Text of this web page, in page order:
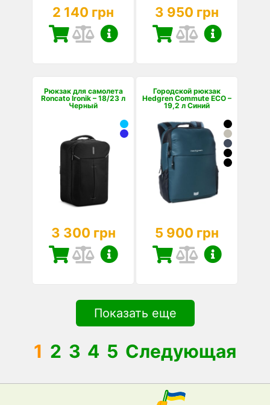
2 140 грн 3 950 грн
Рюкзак для самолета
Roncato Ironik – 18/23 л
Черный
3 300 грн
Городской рюкзак
Hedgren Commute ECO –
19,2 л Синий
5 900 грн
Показать еще
1 2 3 4 5 Следующая